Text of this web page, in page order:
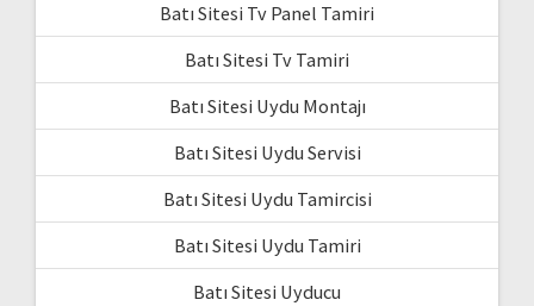
Batı Sitesi Tv Panel Tamiri
Batı Sitesi Tv Tamiri
Batı Sitesi Uydu Montajı
Batı Sitesi Uydu Servisi
Batı Sitesi Uydu Tamircisi
Batı Sitesi Uydu Tamiri
Batı Sitesi Uyducu